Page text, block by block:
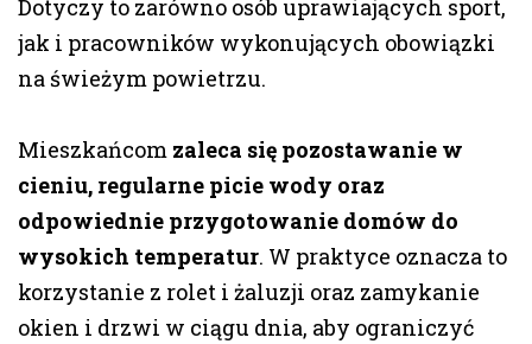
Dotyczy to zarówno osób uprawiających sport,
jak i pracowników wykonujących obowiązki
na świeżym powietrzu.
Mieszkańcom zaleca się pozostawanie w
cieniu, regularne picie wody oraz
odpowiednie przygotowanie domów do
wysokich temperatur. W praktyce oznacza to
korzystanie z rolet i żaluzji oraz zamykanie
okien i drzwi w ciągu dnia, aby ograniczyć